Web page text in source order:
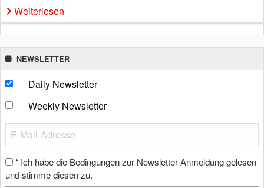
Weiterlesen
NEWSLETTER
Daily Newsletter
Weekly Newsletter
* Ich habe die Bedingungen zur Newsletter-Anmeldung gelesen
und stimme diesen zu.